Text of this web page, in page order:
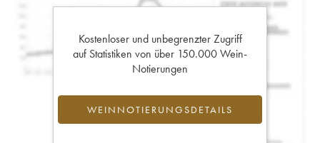
Kostenloser und unbegrenzter Zugriff
auf Statistiken von über 150.000 Wein-
Notierungen
WEINNOTIERUNGSDETAILS